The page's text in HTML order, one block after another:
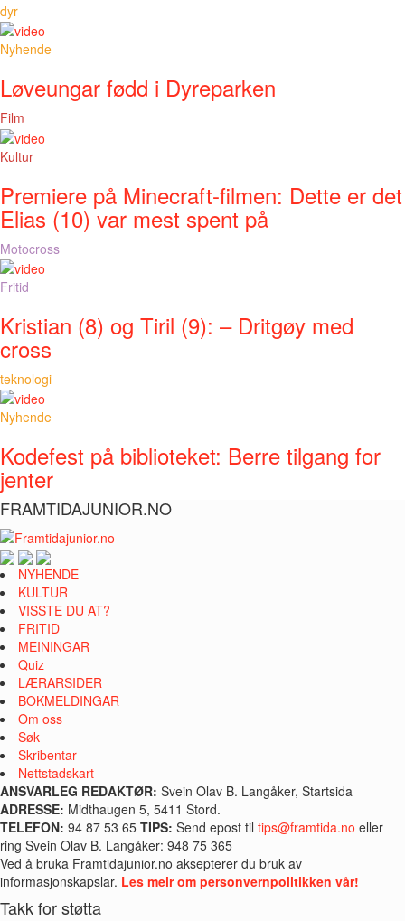
dyr
Nyhende
Løveungar fødd i Dyreparken
Film
Kultur
Premiere på Minecraft-filmen: Dette er det
Elias (10) var mest spent på
Motocross
Fritid
Kristian (8) og Tiril (9): – Dritgøy med
cross
teknologi
Nyhende
Kodefest på biblioteket: Berre tilgang for
jenter
FRAMTIDAJUNIOR.NO
NYHENDE
KULTUR
VISSTE DU AT?
FRITID
MEININGAR
Quiz
LÆRARSIDER
BOKMELDINGAR
Om oss
Søk
Skribentar
Nettstadskart
ANSVARLEG REDAKTØR: Svein Olav B. Langåker, Startsida
ADRESSE: Midthaugen 5, 5411 Stord.
TELEFON: 94 87 53 65 TIPS: Send epost til tips@framtida.no eller
ring Svein Olav B. Langåker: 948 75 365
Ved å bruka Framtidajunior.no aksepterer du bruk av
informasjonskapslar. Les meir om personvernpolitikken vår!
Takk for støtta